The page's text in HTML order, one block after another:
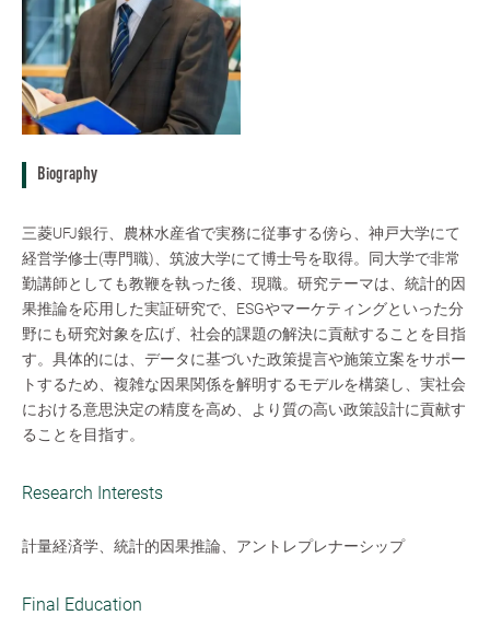
Biography
三菱UFJ銀行、農林水産省で実務に従事する傍ら、神戸大学にて
経営学修士(専門職)、筑波大学にて博士号を取得。同大学で非常
勤講師としても教鞭を執った後、現職。研究テーマは、統計的因
果推論を応用した実証研究で、ESGやマーケティングといった分
野にも研究対象を広げ、社会的課題の解決に貢献することを目指
す。具体的には、データに基づいた政策提言や施策立案をサポー
トするため、複雑な因果関係を解明するモデルを構築し、実社会
における意思決定の精度を高め、より質の高い政策設計に貢献す
ることを目指す。
Research Interests
計量経済学、統計的因果推論、アントレプレナーシップ
Final Education